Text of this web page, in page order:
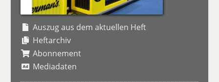
Auszug aus dem aktuellen Heft
Heftarchiv
Abonnement
Mediadaten